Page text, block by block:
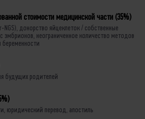
стоимости медицинской части (35%)
NGS), донорство яйцеклеток / собственные
эмбрионов, неограниченное количество методов
беременности
будущих родителей
юридический перевод, апостиль